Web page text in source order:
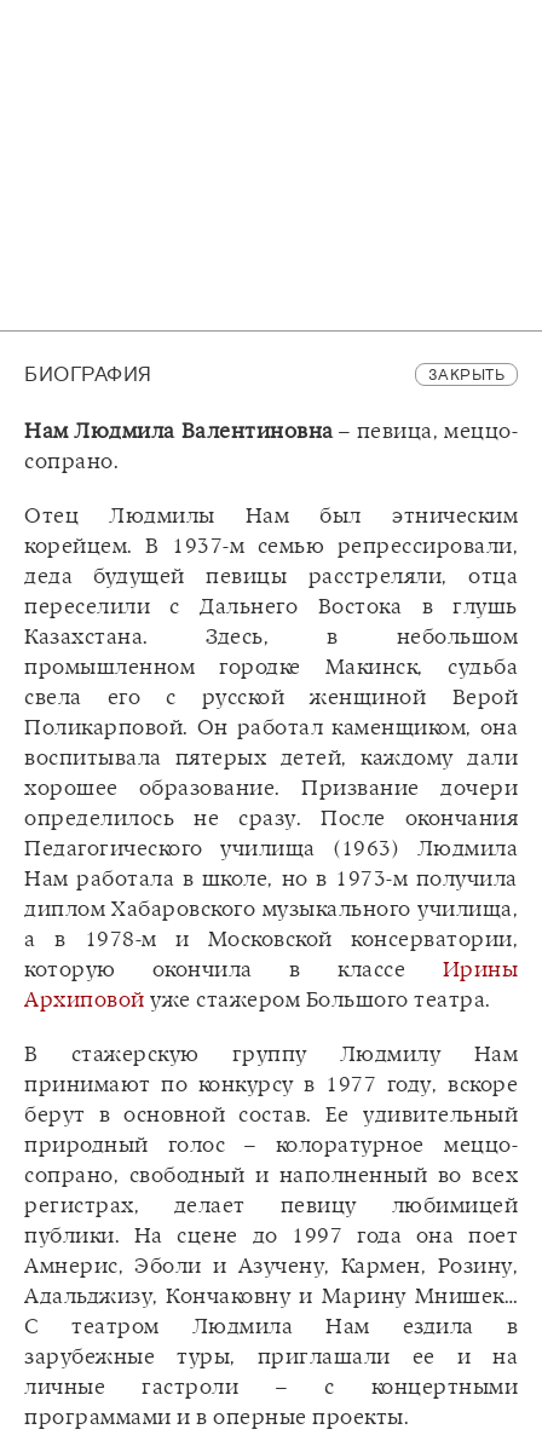
БИОГРАФИЯ ЗАКРЫТЬ
Нам Людмила Валентиновна– певица, меццо-
сопрано.
Отец Людмилы Нам был этническим
корейцем. В 1937-м семью репрессировали,
деда будущей певицы расстреляли, отца
переселили с Дальнего Востока в глушь
Казахстана. Здесь, в небольшом
промышленном городке Макинск, судьба
свела его с русской женщиной Верой
Поликарповой. Он работал каменщиком, она
воспитывала пятерых детей, каждому дали
хорошее образование. Призвание дочери
определилось не сразу. После окончания
Педагогического училища (1963) Людмила
Нам работала в школе, но в 1973-м получила
диплом Хабаровского музыкального училища,
а в 1978-м и Московской консерватории,
которую окончила в классе Ирины
Архиповой уже стажером Большого театра.
В стажерскую группу Людмилу Нам
принимают по конкурсу в 1977 году, вскоре
берут в основной состав. Ее удивительный
природный голос – колоратурное меццо-
сопрано, свободный и наполненный во всех
регистрах, делает певицу любимицей
публики. На сцене до 1997 года она поет
Амнерис, Эболи и Азучену, Кармен, Розину,
Адальджизу, Кончаковну и Марину Мнишек…
С театром Людмила Нам ездила в
зарубежные туры, приглашали ее и на
личные гастроли – с концертными
программами и в оперные проекты.